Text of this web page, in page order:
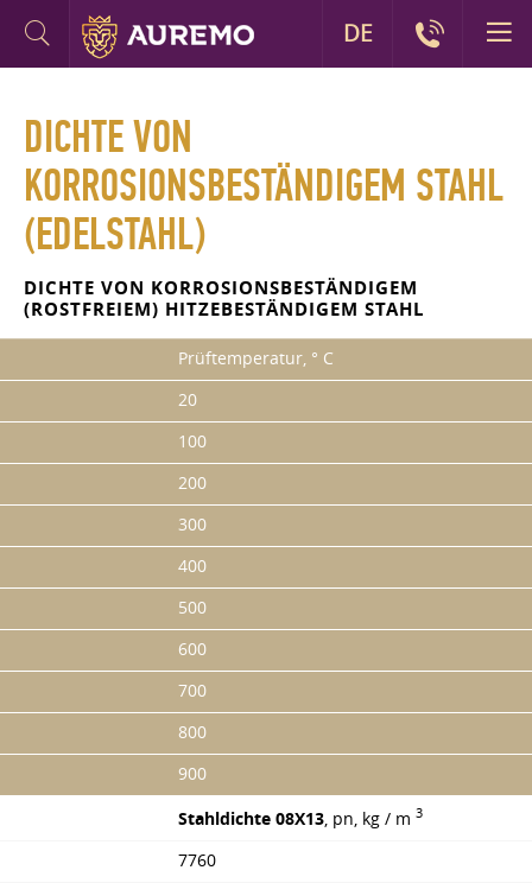
DICHTE VON
KORROSIONSBESTÄNDIGEM STAHL
(EDELSTAHL)
DICHTE VON KORROSIONSBESTÄNDIGEM
(ROSTFREIEM) HITZEBESTÄNDIGEM STAHL
Prüftemperatur, ° С
20
100
200
300
400
500
600
700
800
900
Stahldichte 08X13 , pn, kg / m 3
7760
DE